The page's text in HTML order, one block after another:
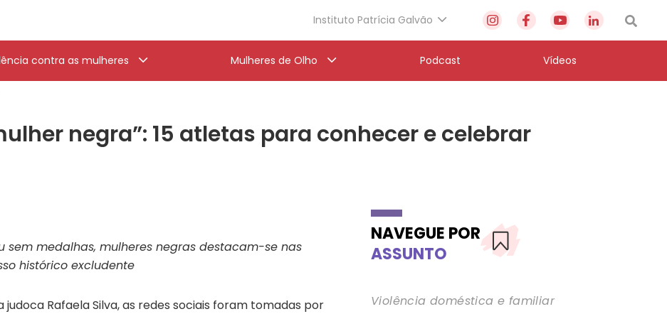
Instituto Patrícia Galvão
contra as mulheres Mulheres de Olho Podcast Vídeos
negra”: 15 atletas para conhecer e celebrar
sem medalhas, mulheres negras destacam-se nas
histórico excludente
Rafaela Silva, as redes sociais foram tomadas por
NAVEGUE POR
ASSUNTO
Violência doméstica e familiar